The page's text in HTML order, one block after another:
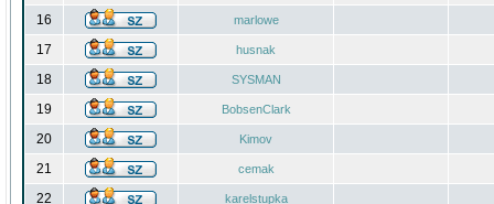
16 marlowe
17 husnak
18 SYSMAN
19 BobsenClark
20 Kimov
21 cemak
22 karelstupka